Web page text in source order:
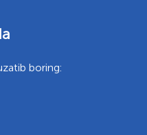
boring: